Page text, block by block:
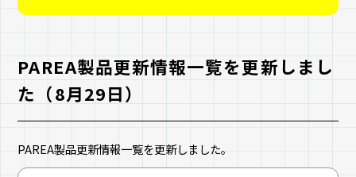
PAREA製品更新情報一覧を更新しまし
た（8月29日）
PAREA製品更新情報一覧を更新しました。